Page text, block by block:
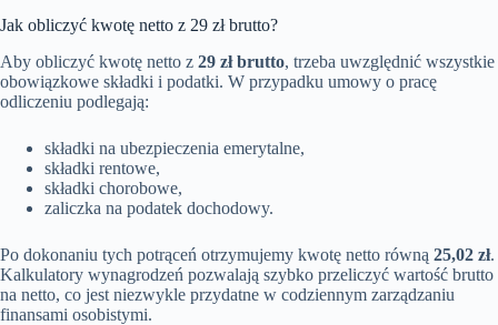
Jak obliczyć kwotę netto z 29 zł brutto?
Aby obliczyć kwotę netto z 29 zł brutto, trzeba uwzględnić wszystkie
obowiązkowe składki i podatki. W przypadku umowy o pracę
odliczeniu podlegają:
składki na ubezpieczenia emerytalne,
składki rentowe,
składki chorobowe,
zaliczka na podatek dochodowy.
Po dokonaniu tych potrąceń otrzymujemy kwotę netto równą 25,02 zł.
Kalkulatory wynagrodzeń pozwalają szybko przeliczyć wartość brutto
na netto, co jest niezwykle przydatne w codziennym zarządzaniu
finansami osobistymi.